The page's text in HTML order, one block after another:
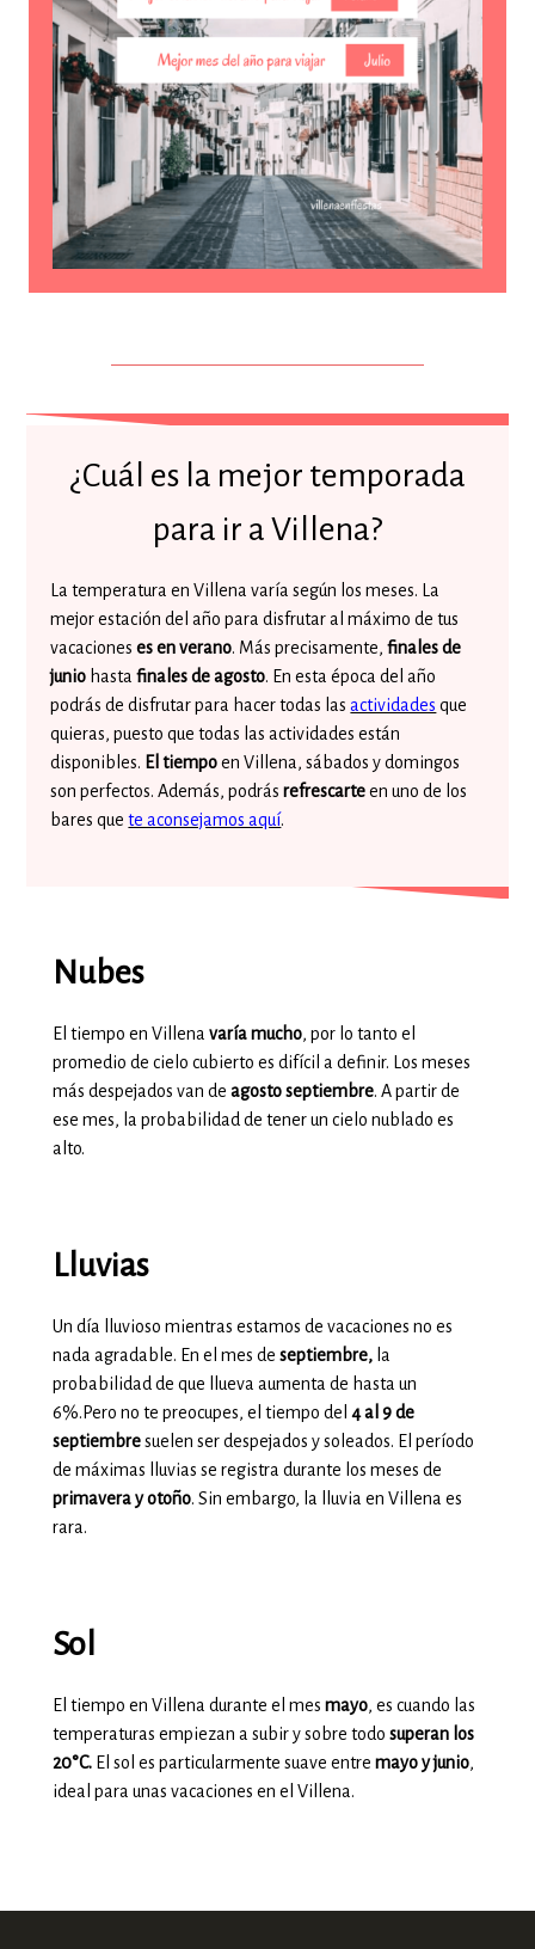
¿Cuál es la mejor temporada
para ir a Villena?
La temperatura en Villena varía según los meses. La
mejor estación del año para disfrutar al máximo de tus
vacacioneses en verano. Más precisamente,finales de
junio hastafinales de agosto. En esta época del año
podrás de disfrutar para hacer todas lasactividades que
quieras, puesto que todas las actividades están
disponibles. El tiempoen Villena, sábados y domingos
son perfectos. Además, podrásrefrescarteen uno de los
bares quete aconsejamos aquí.
Nubes
El tiempo en Villena varía mucho, por lo tanto el
promedio de cielo cubierto es difícil a definir. Los meses
más despejados van de agosto septiembre. A partir de
ese mes, la probabilidad de tener un cielo nublado es
alto.
Lluvias
Un día lluvioso mientras estamos de vacaciones no es
nada agradable. En el mes de septiembre, la
probabilidad de que llueva aumenta de hasta un
6%.Pero no te preocupes, el tiempo del 4 al 9 de
septiembresuelen ser despejados y soleados. El período
de máximas lluvias se registra durante los meses de
primavera y otoño. Sin embargo, la lluvia en Villena es
rara.
Sol
El tiempo en Villena durante el mes mayo, es cuando las
temperaturas empiezan a subir y sobre todo superan los
20°C. El sol es particularmente suave entre mayo y junio,
ideal para unas vacaciones en el Villena.